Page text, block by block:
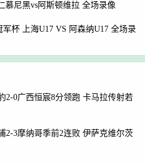
慕尼黑vs阿斯顿维拉 全场录像
杯 上海U17 VS 阿森纳U17 全场录
2-0广西恒宸8分领跑 卡马拉传射若
2-3摩纳哥季前2连败 伊萨克维尔茨